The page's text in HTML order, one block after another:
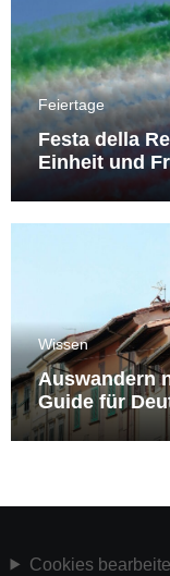
Feiertage
Festa della
Einheit und
Wissen
Auswandern
Guide für
Cookies